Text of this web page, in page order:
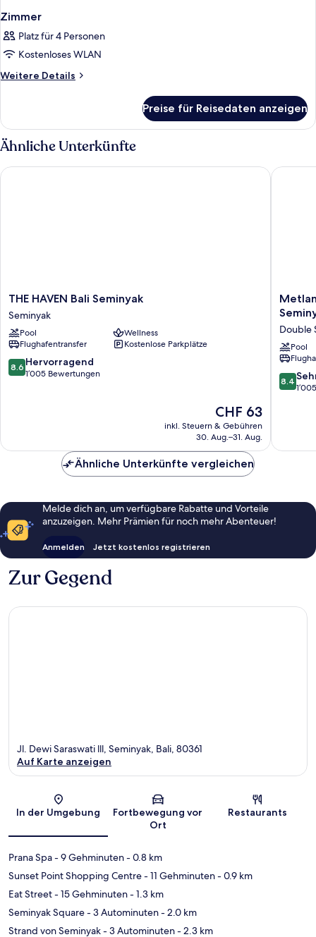
Zimmer
Platz für 4 Personen
Kostenloses WLAN
Weitere Details
Weitere
Preise für Reisedaten anzeigen
Ähnliche Unterkünfte
THE
HAVEN
Bali
Seminyak
Seminyak
THE HAVEN Bali Seminyak
Seminyak
Pool
Wellness
Flughafentransfer
Kostenlose Parkplätze
8.6
von
8.6 Hervorragend
1’005 Bewertungen
Der
Preis
beträgt
CHF 63
inkl. Steuern & Gebühren
30. Aug.–31. Aug.
THE HAVEN Bali Seminyak
Metland
Seva
Horison
Bali)
Double
Double
Pool
8.4
von
8.4
Metland
Ähnliche Unterkünfte vergleichen
Melde dich an, um verfügbare Rabatte und Vorteile
anzuzeigen. Mehr Prämien für noch mehr Abenteuer!
Anmelden Jetzt kostenlos registrieren
Zur Gegend
Karte
Jl. Dewi Saraswati lll, Seminyak, Bali, 80361
Auf Karte anzeigen
In der Umgebung
Fortbewegung vor
Ort
Restaurants
Prana Spa- 9 Gehminuten- 0.8 km
Sunset Point Shopping Centre- 11 Gehminuten- 0.9 km
Eat Street- 15 Gehminuten- 1.3 km
Seminyak Square- 3 Autominuten- 2.0 km
Strand von Seminyak- 3 Autominuten- 2.3 km